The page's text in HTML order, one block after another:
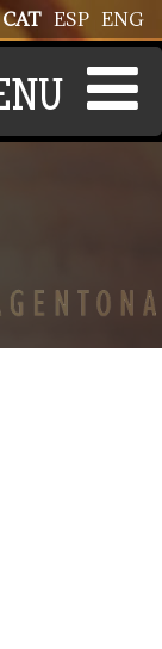
ENG
ESP
CAT